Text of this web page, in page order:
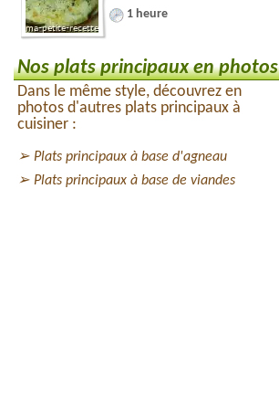
1 heure
Nos plats principaux en photos
Dans le même style, découvrez en
photos d'autres plats principaux à
cuisiner :
Plats principaux à base d'agneau
Plats principaux à base de viandes